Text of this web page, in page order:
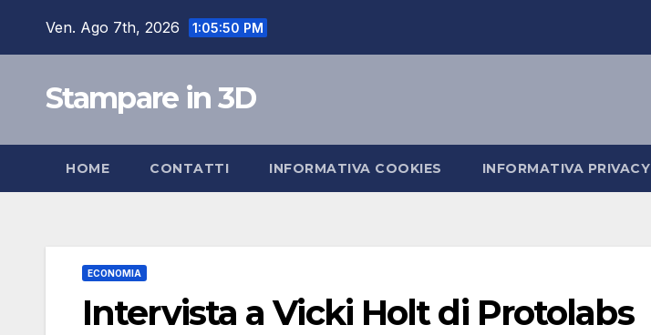
Ven. Ago 7th, 2026 1:05:51 PM
Stampare in 3D
HOME CONTATTI INFORMATIVA COOKIES INFORMATIVA PRIVACY
ECONOMIA
Intervista a Vicki Holt di Protolabs